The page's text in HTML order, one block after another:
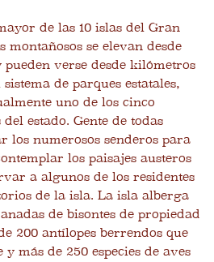
de las 10 islas del Gran
montañosos se elevan desde
verse desde kilómetros
de parques estatales,
uno de los cinco
estado. Gente de todas
los numerosos senderos para
los paisajes austeros
a algunos de los residentes
de la isla. La isla alberga
de bisontes de propiedad
200 antílopes berrendos que
más de 250 especies de aves